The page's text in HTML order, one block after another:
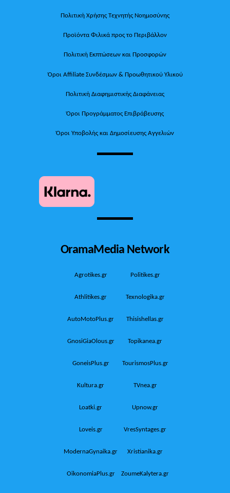
Πολιτική Χρήσης Τεχνητής Νοημοσύνης
Προϊόντα Φιλικά προς το Περιβάλλον
Πολιτική Εκπτώσεων και Προσφορών
Όροι Affiliate Συνδέσμων & Προωθητικού Υλικού
Πολιτική Διαφημιστικής Διαφάνειας
Όροι Προγράμματος Επιβράβευσης
Όροι Υποβολής και Δημοσίευσης Αγγελιών
OramaMedia Network
Agrotikes.gr Politikes.gr
Athlitikes.gr Texnologika.gr
AutoMotoPlus.gr Thisishellas.gr
GnosiGiaOlous.gr Topikanea.gr
GoneisPlus.gr TourismosPlus.gr
Kultura.gr TVnea.gr
Loatki.gr Upnow.gr
Loveis.gr VresSyntages.gr
ModernaGynaika.gr Xristianika.gr
OikonomiaPlus.gr ZoumeKalytera.gr